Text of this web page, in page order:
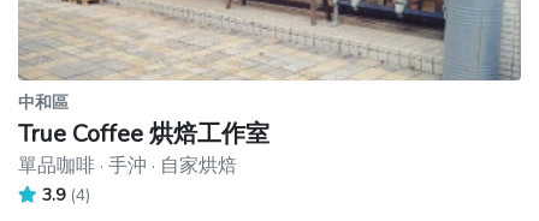
中和區
True Coffee 烘焙工作室
單品咖啡 · 手沖 · 自家烘焙
3.9 (4)